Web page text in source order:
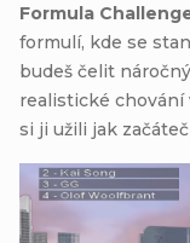
Formula
formulí, kde se
budeš čelit
realistické
si ji užili jak